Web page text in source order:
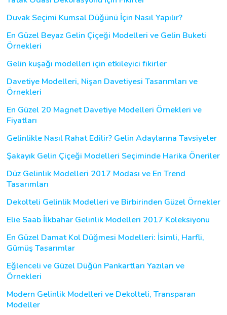
Duvak Seçimi Kumsal Düğünü İçin Nasıl Yapılır?
En Güzel Beyaz Gelin Çiçeği Modelleri ve Gelin Buketi
Örnekleri
Gelin kuşağı modelleri için etkileyici fikirler
Davetiye Modelleri, Nişan Davetiyesi Tasarımları ve
Örnekleri
En Güzel 20 Magnet Davetiye Modelleri Örnekleri ve
Fiyatları
Gelinlikle Nasıl Rahat Edilir? Gelin Adaylarına Tavsiyeler
Şakayık Gelin Çiçeği Modelleri Seçiminde Harika Öneriler
Düz Gelinlik Modelleri 2017 Modası ve En Trend
Tasarımları
Dekolteli Gelinlik Modelleri ve Birbirinden Güzel Örnekler
Elie Saab İlkbahar Gelinlik Modelleri 2017 Koleksiyonu
En Güzel Damat Kol Düğmesi Modelleri: İsimli, Harfli,
Gümüş Tasarımlar
Eğlenceli ve Güzel Düğün Pankartları Yazıları ve
Örnekleri
Modern Gelinlik Modelleri ve Dekolteli, Transparan
Modeller